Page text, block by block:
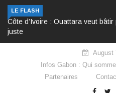
LE FLASH
Côte d’Ivoire : Ouattara veut
juste
August
Infos Gabon : Qui
Partenaires